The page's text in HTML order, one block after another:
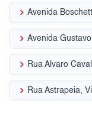
keyboard_arrow_right Avenida
keyboard_arrow_right Avenida
keyboard_arrow_right Rua Alvaro
keyboard_arrow_right Rua Astrapeia,